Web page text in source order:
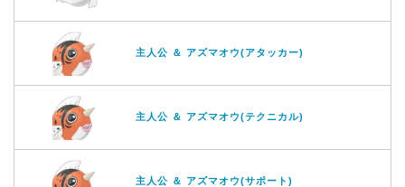
主人公 ＆ アズマオウ(アタッカー)
主人公 ＆ アズマオウ(テクニカル)
主人公 ＆ アズマオウ(サポート)